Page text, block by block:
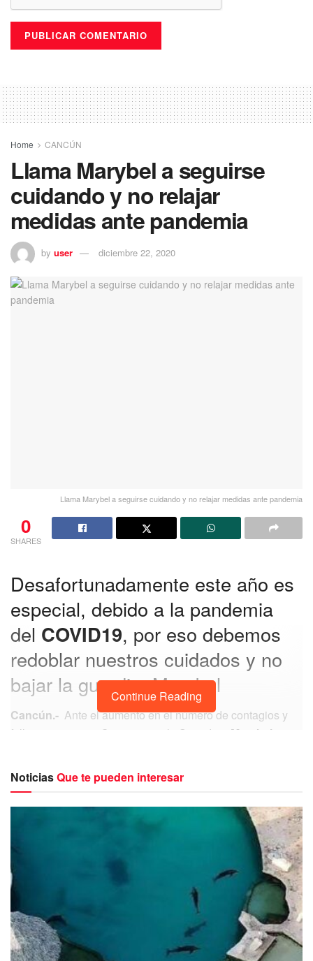
Home CANCÚN
Llama Marybel a seguirse
cuidando y no relajar
medidas ante pandemia
by user diciembre 22, 2020
Llama Marybel a seguirse cuidando y no relajar medidas ante pandemia
0
SHARES
Desafortunadamente este año es
especial, debido a la pandemia
del COVID19, por eso debemos
redoblar nuestros cuidados y no
bajar la guardia: Marybel
Cancún.- Ante el aumento en el número de contagios y
fallecimientos por Coronavirus, la Senadora Marybel
a cuidarse y cuidar a sus familiares, amigos y compañeros.
Recordó que la pandemia sigue activa y que no es tiempo
de relajarse, pues cada día va en aumento el número de
“Los mexicanos somos hombres y mujeres
de familia, acostumbrados a la convivencia y
cercanía, especialmente en estas fechas
navideñas, pero desafortunadamente este
año es especial, debido a la pandemia del
COVID19, por eso debemos redoblar
nuestros cuidados, no bajar la guardia”.
Continue Reading
NoticiasQue te pueden interesar